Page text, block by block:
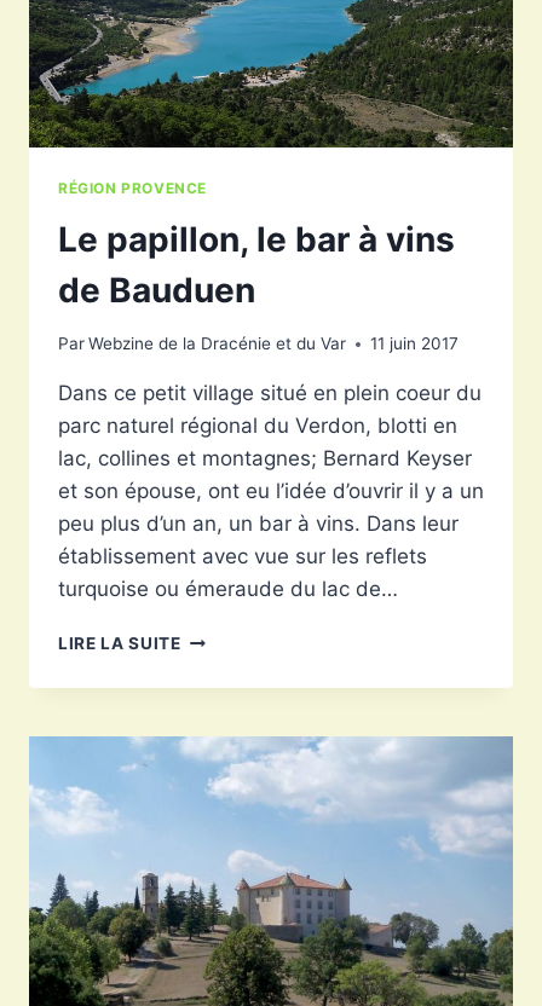
RÉGION PROVENCE
Le papillon, le bar à vins
de Bauduen
ParWebzine de la Dracénie et du Var 11 juin 2017
Dans ce petit village situé en plein coeur du
parc naturel régional du Verdon, blotti en
lac, collines et montagnes; Bernard Keyser
et son épouse, ont eu l’idée d’ouvrir il y a un
peu plus d’un an, un bar à vins. Dans leur
établissement avec vue sur les reflets
turquoise ou émeraude du lac de…
LIRE LA SUITELE
LE
À
VINS